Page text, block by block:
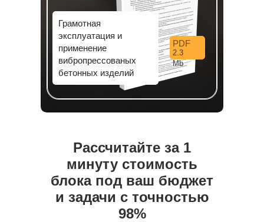
Грамотная
эксплуатация и
применение
вибропрессованых
бетонных изделий
PDF
2.3
Mb
Рассчитайте за 1
минуту стоимость
блока под ваш бюджет
и задачи с точностью
98%